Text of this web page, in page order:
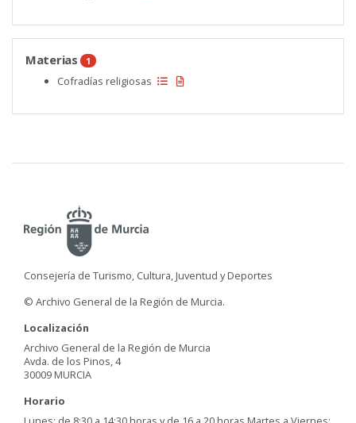
Materias 1
Cofradías religiosas
Consejería de Turismo, Cultura, Juventud y Deportes
© Archivo General de la Región de Murcia.
Localización
Archivo General de la Región de Murcia
Avda. de los Pinos, 4
30009 MURCIA
Horario